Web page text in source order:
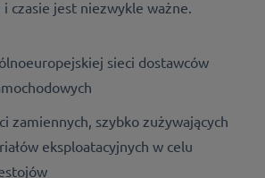
czasie jest niezwykle ważne.
sieci dostawców
zamiennych, szybko zużywających
eksploatacyjnych w celu